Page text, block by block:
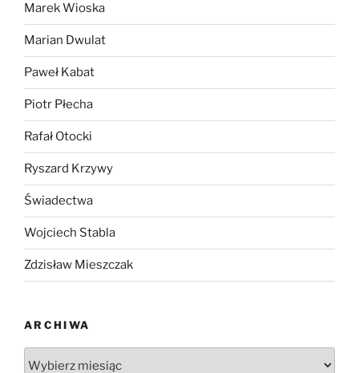
Marek Wioska
Marian Dwulat
Paweł Kabat
Piotr Płecha
Rafał Otocki
Ryszard Krzywy
Świadectwa
Wojciech Stabla
Zdzisław Mieszczak
ARCHIWA